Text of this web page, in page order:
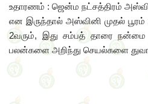
உதாரணம் : ஜென்ம நட்சத்திரம்
என இருந்தால் அஸ்வினி முதல் பூரம்
2வரும், இது சம்பத் தாரை
பலன்களை அறிந்து செயல்களை